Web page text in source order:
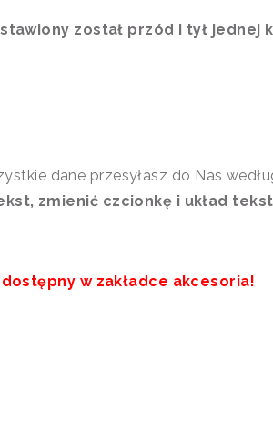
został przód i tył jednej
dane przesyłasz do Nas
zmienić czcionkę i układ
w zakładce akcesoria!